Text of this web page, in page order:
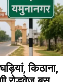
किठाना,